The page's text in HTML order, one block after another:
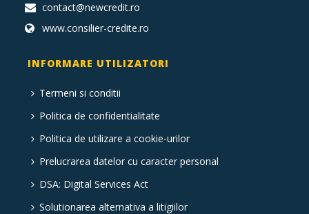
contact@newcredit.ro
www.consilier-credite.ro
INFORMARE UTILIZATORI
Termeni si conditii
Politica de confidentialitate
Politica de utilizare a cookie-urilor
Prelucrarea datelor cu caracter personal
DSA: Digital Services Act
Solutionarea alternativa a litigiilor